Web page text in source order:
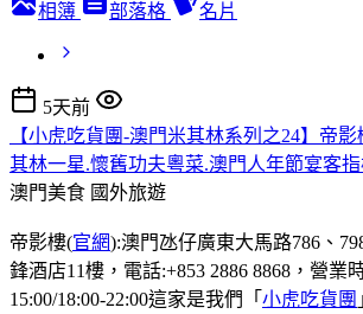
相簿 部落格 名片
5天前
【小虎吃貨團-澳門米其林系列之24】帝
其林一星.懷舊功夫粵菜.澳門人年節宴客
澳門美食 國外旅遊
帝影樓(官網):澳門氹仔廣東大馬路786、
鋒酒店11樓，電話:+853 2886 8868，營業
15:00/18:00-22:00這家是我們「 小虎吃貨團